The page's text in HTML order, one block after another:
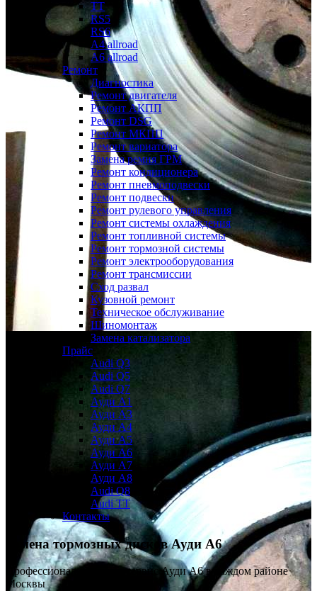
TT
RS5
RS6
A4 allroad
A6 allroad
Ремонт
Диагностика
Ремонт двигателя
Ремонт АКПП
Ремонт DSG
Ремонт МКПП
Ремонт вариатора
Замена ремня ГРМ
Ремонт кондиционера
Ремонт пневмоподвески
Ремонт подвески
Ремонт рулевого управления
Ремонт системы охлаждения
Ремонт топливной системы
Ремонт тормозной системы
Ремонт электрооборудования
Ремонт трансмиссии
Сход развал
Кузовной ремонт
Техническое обслуживание
Шиномонтаж
Замена катализатора
Прайс
Audi Q3
Audi Q5
Audi Q7
Ауди А1
Ауди А3
Ауди А4
Ауди A5
Ауди А6
Ауди А7
Ауди A8
Audi Q8
Audi TT
Контакты
Замена тормозных дисковАуди А6
Профессиональный автосервис Ауди А6 в каждом районе
Москвы